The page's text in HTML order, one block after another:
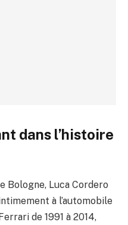
dans l’histoire
Bologne, Luca Cordero
à l’automobile
de 1991 à 2014,